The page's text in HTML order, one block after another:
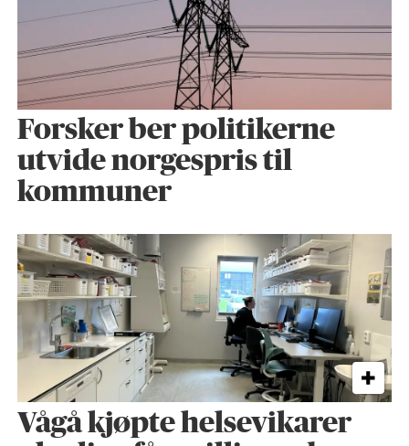
Forsker ber politikerne
utvide norgespris til
kommuner
Vågå kjøpte helse­vikarer